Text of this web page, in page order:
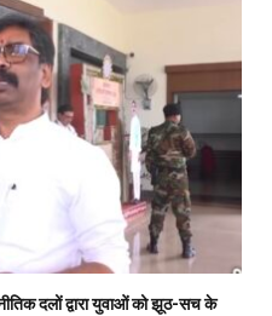
दलों द्वारा युवाओं को झूठ-सच के